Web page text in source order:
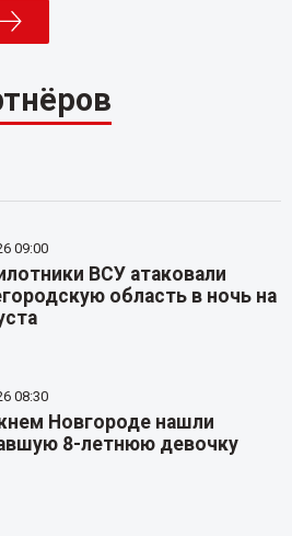
09:00
ВСУ атаковали
область в ночь на
08:30
Новгороде нашли
8-летнюю девочку